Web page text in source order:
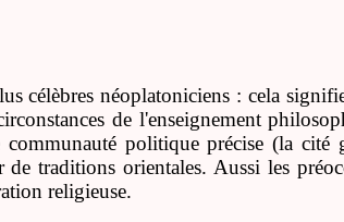
célèbres néoplatoniciens : cela
de l'enseignement
politique précise (la cité
de traditions orientales. Aussi les
religieuse.